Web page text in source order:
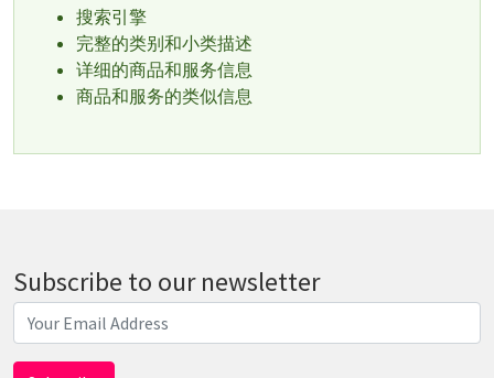
搜索引擎
完整的类别和小类描述
详细的商品和服务信息
商品和服务的类似信息
Subscribe to our newsletter